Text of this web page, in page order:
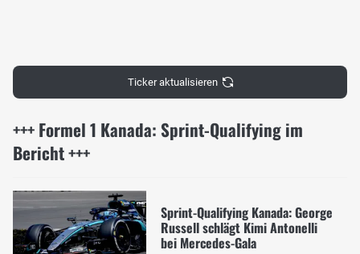
Ticker aktualisieren
+++ Formel 1 Kanada: Sprint-Qualifying im
Bericht +++
Sprint-Qualifying Kanada: George
Russell schlägt Kimi Antonelli
bei Mercedes-Gala